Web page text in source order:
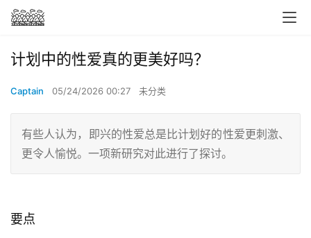
计划中的性爱真的更美好吗？
Captain 05/24/2026 00:27 未分类
有些人认为，即兴的性爱总是比计划好的性爱更刺激、
更令人愉悦。一项新研究对此进行了探讨。
要点